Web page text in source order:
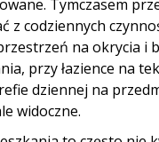
Tymczasem
z codziennych
na okrycia i
przy łazience na
dziennej na
widoczne.